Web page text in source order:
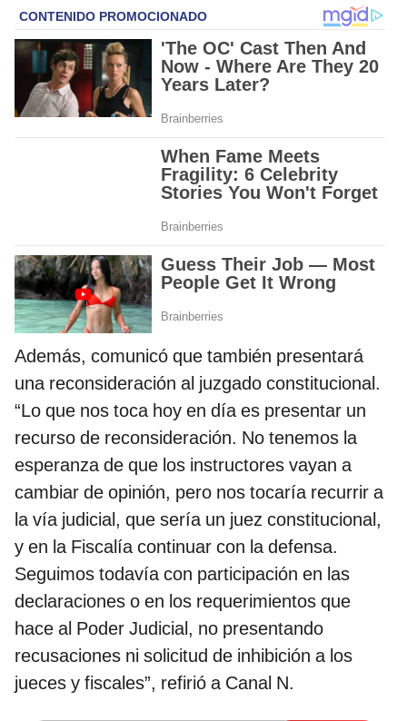
Además, comunicó que también presentará
una reconsideración al juzgado constitucional.
“Lo que nos toca hoy en día es presentar un
recurso de reconsideración. No tenemos la
esperanza de que los instructores vayan a
cambiar de opinión, pero nos tocaría recurrir a
la vía judicial, que sería un juez constitucional,
y en la Fiscalía continuar con la defensa.
Seguimos todavía con participación en las
declaraciones o en los requerimientos que
hace al Poder Judicial, no presentando
recusaciones ni solicitud de inhibición a los
jueces y fiscales”, refirió a Canal N.